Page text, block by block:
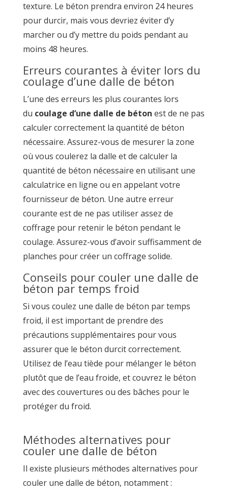
texture. Le béton prendra environ 24 heures
pour durcir, mais vous devriez éviter d’y
marcher ou d’y mettre du poids pendant au
moins 48 heures.
Erreurs courantes à éviter lors du
coulage d’une dalle de béton
L’une des erreurs les plus courantes lors
du coulage d’une dalle de béton est de ne pas
calculer correctement la quantité de béton
nécessaire. Assurez-vous de mesurer la zone
où vous coulerez la dalle et de calculer la
quantité de béton nécessaire en utilisant une
calculatrice en ligne ou en appelant votre
fournisseur de béton. Une autre erreur
courante est de ne pas utiliser assez de
coffrage pour retenir le béton pendant le
coulage. Assurez-vous d’avoir suffisamment de
planches pour créer un coffrage solide.
Conseils pour couler une dalle de
béton par temps froid
Si vous coulez une dalle de béton par temps
froid, il est important de prendre des
précautions supplémentaires pour vous
assurer que le béton durcit correctement.
Utilisez de l’eau tiède pour mélanger le béton
plutôt que de l’eau froide, et couvrez le béton
avec des couvertures ou des bâches pour le
protéger du froid.
Méthodes alternatives pour
couler une dalle de béton
Il existe plusieurs méthodes alternatives pour
couler une dalle de béton, notamment :